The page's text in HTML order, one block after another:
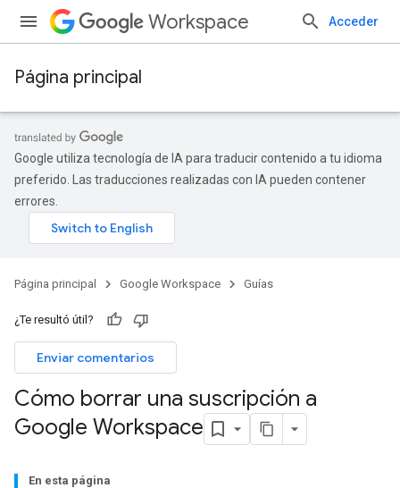
Workspace Acceder
Página principal
Google utiliza tecnología de IA para traducir contenido a tu idioma
preferido. Las traducciones realizadas con IA pueden contener
errores.
Página principal Google Workspace Guías
¿Te resultó útil?
Enviar comentarios
Cómo borrar una suscripción a
Google Workspace
En esta página